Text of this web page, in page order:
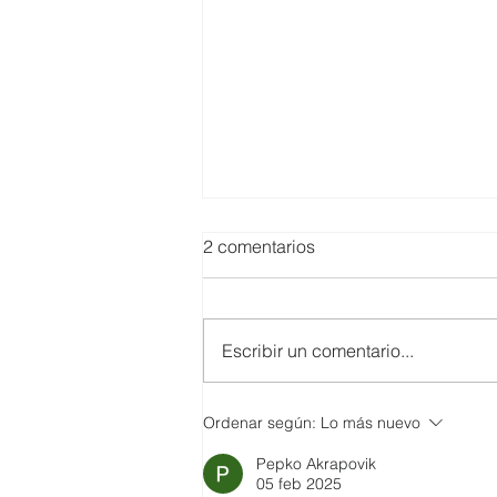
SMARTCO se suma a la
Biblioteca de FUNDACIÓN
2 comentarios
Escribir un comentario...
Ordenar según: Lo más nuevo
Pepko Akrapovik
05 feb 2025